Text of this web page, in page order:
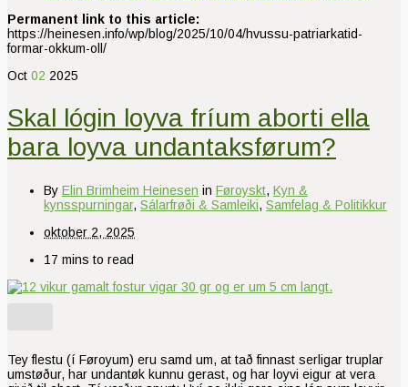
Permanent link to this article:
https://heinesen.info/wp/blog/2025/10/04/hvussu-patriarkatid-
formar-okkum-oll/
Oct 02 2025
Skal lógin loyva fríum aborti ella
bara loyva undantaksførum?
By Elin Brimheim Heinesen in Føroyskt, Kyn &
kynsspurningar, Sálarfrøði & Samleiki, Samfelag & Politikkur
oktober 2, 2025
17 mins to read
Tey flestu (í Føroyum) eru samd um, at tað finnast serligar truplar
umstøður, har undantøk kunnu gerast, og har loyvi eigur at vera